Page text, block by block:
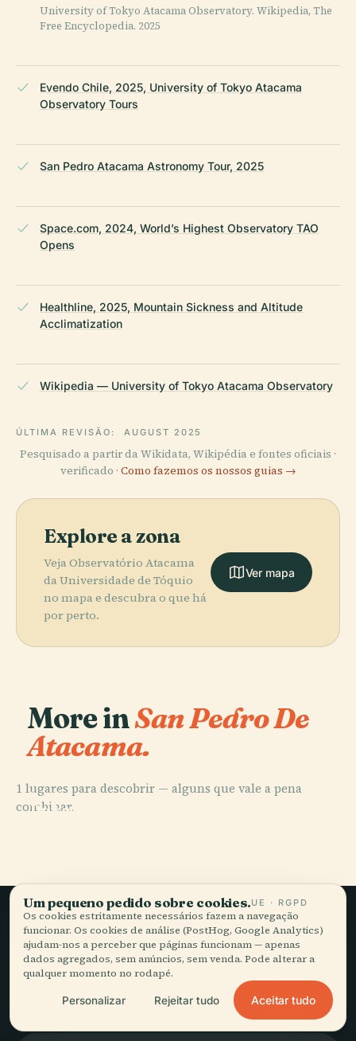
University of Tokyo Atacama Observatory. Wikipedia, The
Free Encyclopedia. 2025
Evendo Chile, 2025, University of Tokyo Atacama
Observatory Tours
San Pedro Atacama Astronomy Tour, 2025
Space.com, 2024, World’s Highest Observatory TAO
Opens
Healthline, 2025, Mountain Sickness and Altitude
Acclimatization
Wikipedia — University of Tokyo Atacama Observatory
ÚLTIMA REVISÃO: AUGUST 2025
Pesquisado a partir da Wikidata, Wikipédia e fontes oficiais ·
verificado · Como fazemos os nossos guias →
Explore a zona
Veja Observatório Atacama
da Universidade de Tóquio
no mapa e descubra o que há
por perto.
Ver mapa
More inSan Pedro De
Atacama.
1 lugares para descobrir — alguns que vale a pena
combinar.
PLACE
Pukará de
Viagem lenta,
bem contada.
Um pequeno pedido sobre cookies.UE · RGPD
Os cookies estritamente necessários fazem a navegação
funcionar. Os cookies de análise (PostHog, Google Analytics)
ajudam-nos a perceber que páginas funcionam — apenas
dados agregados, sem anúncios, sem venda. Pode alterar a
qualquer momento no rodapé.
Personalizar Rejeitar tudo Aceitar tudo